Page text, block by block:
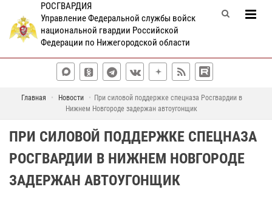
РОСГВАРДИЯ
Управление Федеральной службы войск
национальной гвардии Российской
Федерации по Нижегородской области
Главная Новости
При силовой поддержке спецназа Росгвардии в
Нижнем Новгороде задержан автоугонщик
ПРИ СИЛОВОЙ ПОДДЕРЖКЕ СПЕЦНАЗА
РОСГВАРДИИ В НИЖНЕМ НОВГОРОДЕ
ЗАДЕРЖАН АВТОУГОНЩИК